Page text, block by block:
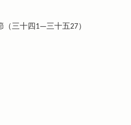
三十四1—三十五27）